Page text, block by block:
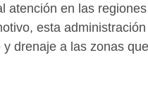
atención en las
esta
drenaje a las zonas